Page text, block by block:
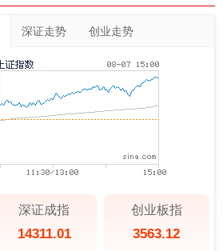
深证走势 创业走势
深证成指
14311.01
创业板指
3563.12